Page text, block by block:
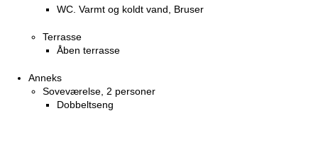
WC. Varmt og koldt vand, Bruser
Terrasse
Åben terrasse
Anneks
Soveværelse, 2 personer
Dobbeltseng